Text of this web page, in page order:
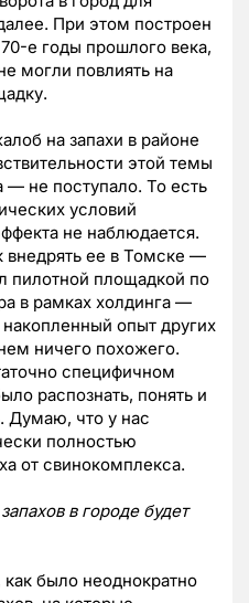
При этом построен
е годы прошлого века,
могли повлиять на
на запахи в районе
этой темы
не поступало. То есть
условий
не наблюдается.
внедрять ее в Томске —
пилотной площадкой по
в рамках холдинга —
опыт других
ничего похожего.
специфичном
распознать, понять и
Думаю, что у нас
полностью
от свинокомплекса.
в городе будет
было неоднократно